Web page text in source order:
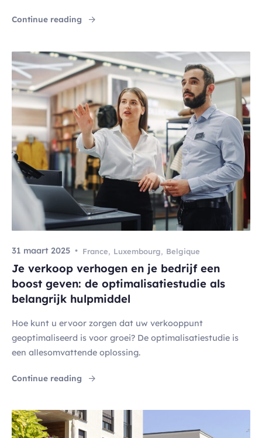
aanhoudende groei in de afgelopen jaren. Voordat we
GeoConsulting om marktonderzoeken uit te voeren en […]
Continue reading "Hoe GeoExplore helpt om de
Je verkoop verhogen en je bedrijf een
boost geven: de optimalisatiestudie als
belangrijk hulpmiddel
Hoe kunt u ervoor zorgen dat uw verkooppunt
geoptimaliseerd is voor groei? De optimalisatiestudie is
een allesomvattende oplossing.
Continue reading "Je verkoop verhogen en je bedrijf een
31 maart 2025 France, Luxembourg, Belgique